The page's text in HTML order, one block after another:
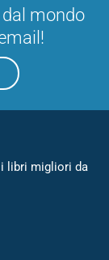
mondo
libri migliori da